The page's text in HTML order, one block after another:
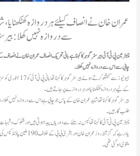
عمران خان نے انصاف کیلئے ہر دروازہ
سے دروازہ نہیں کھلا:
چیئرمین پی ٹی آئی بیرسٹر گوہر کا کہنا ہے بانی تحریک انصاف عمران خان نے انصاف
چابی سے اس سے دروازہ نہیں کھلا۔
کے لیے ہر دروازہ کھٹکھٹایا اور ہر دروازے پر جاتے ہیں۔
بیرسٹر گوہر کا کہنا تھا شاید عمران خان کے پاس جو چابی ہے اس سے دروازہ نہیں
طلب گار ہیں۔
چیئرمین پی ٹی آئی کا کہنا تھا کیس نہ سننے سے دوریاں پیدا ہوتی ہیں اور شکوک و
یاد رہے کہ گزشتہ روز عمران
ملتوی ہو گئی تھی۔